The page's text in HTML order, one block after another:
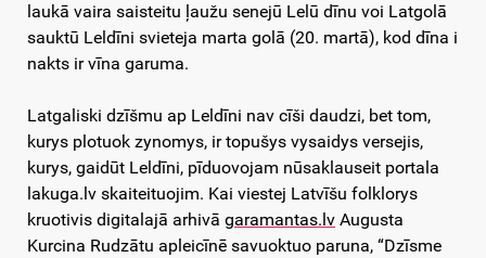
laukā vaira saisteitu ļaužu senejū Lelū dīnu voi Latgolā
sauktū Leldīni svieteja marta golā (20. martā), kod dīna i
nakts ir vīna garuma.
Latgaliski dzīšmu ap Leldīni nav cīši daudzi, bet tom,
kurys plotuok zynomys, ir topušys vysaidys versejis,
kurys, gaidūt Leldīni, pīduovojam nūsaklauseit portala
lakuga.lv skaiteituojim. Kai viestej Latvīšu folklorys
kruotivis digitalajā arhivā garamantas.lv Augusta
Kurcina Rudzātu apleicīnē savuoktuo paruna, “Dzīsme